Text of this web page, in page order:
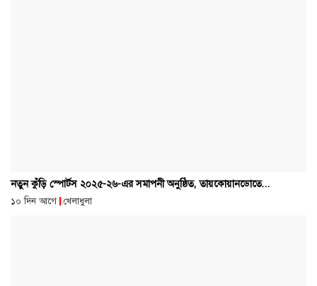
নতুন কুঁড়ি স্পোর্টস ২০২৫-২৬-এর সমাপনী অনুষ্ঠিত, তায়কোয়ানডোতে...
১০ দিন আগে খেলাধুলা